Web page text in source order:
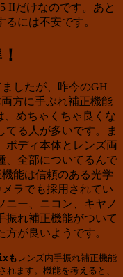
IIだけなのです。あと
には不安です。
したが、昨今のGH
方に手ぶれ補正機能
、めちゃくちゃ良くな
てる人が多いです。ま
ボディ本体とレンズ両
、全部についてるんで
能は信頼のある光学
ラでも採用されてい
ニー、ニコン、キヤノ
振れ補正機能がついて
が良いようです。
も レンズ内手振れ補正機能
ます。機能を考えると、